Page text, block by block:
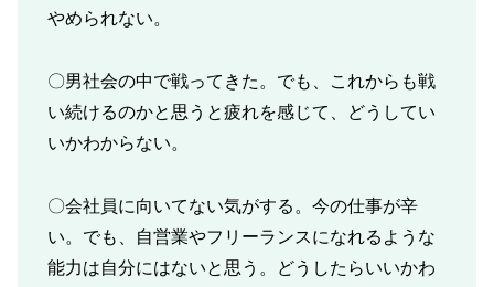
やめられない。
〇男社会の中で戦ってきた。でも、これからも戦
い続けるのかと思うと疲れを感じて、どうしてい
いかわからない。
〇会社員に向いてない気がする。今の仕事が辛
い。でも、自営業やフリーランスになれるような
能力は自分にはないと思う。どうしたらいいかわ